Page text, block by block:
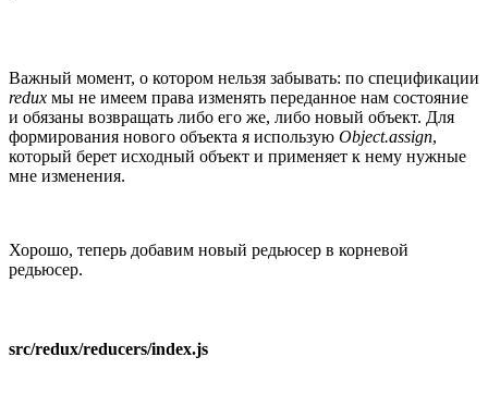
Важный момент, о котором нельзя забывать: по спецификации
redux мы не имеем права изменять переданное нам состояние
и обязаны возвращать либо его же, либо новый объект. Для
формирования нового объекта я использую Object.assign,
который берет исходный объект и применяет к нему нужные
мне изменения.
Хорошо, теперь добавим новый редьюсер в корневой
редьюсер.
src/redux/reducers/index.js